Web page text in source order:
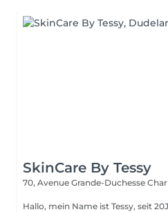
SkinCare By Tessy
70, Avenue Grande-Duchesse
Hallo, mein Name ist Tessy, seit